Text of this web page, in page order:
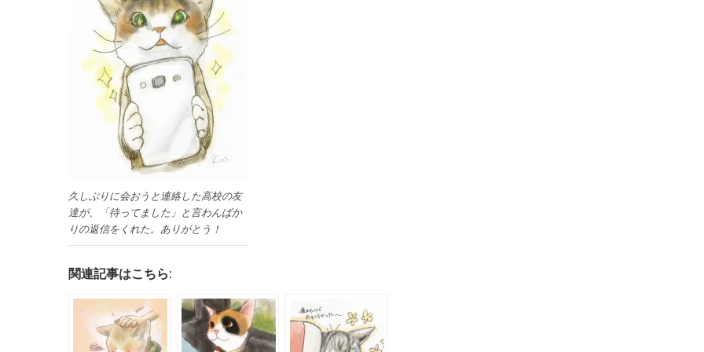
久しぶりに会おうと連絡した高校の友
達が、「待ってました」と言わんばか
りの返信をくれた。ありがとう！
関連記事はこちら: